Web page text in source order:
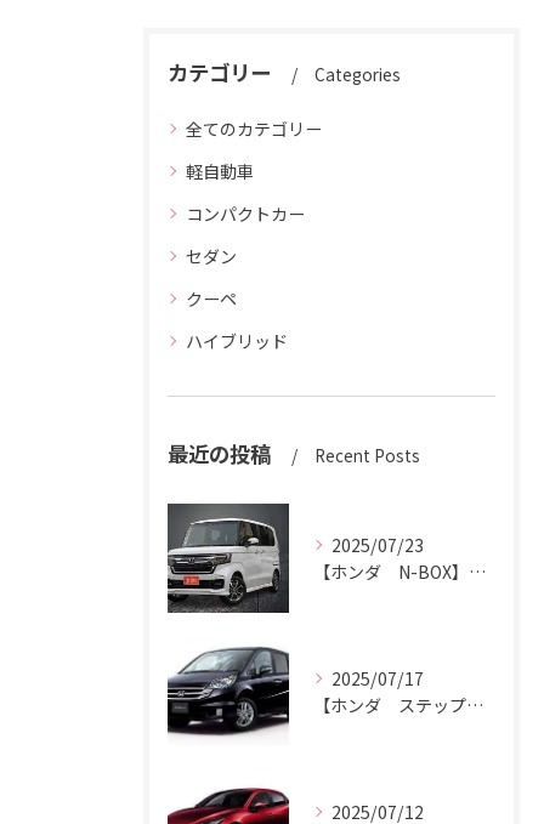
カテゴリー Categories
全てのカテゴリー
軽自動車
コンパクトカー
セダン
クーペ
ハイブリッド
最近の投稿 Recent Posts
2025/07/23
【ホンダ N-BOX】N-BOXをハッピーカーズ市原中央店にお売りください。
2025/07/17
【ホンダ ステップワゴン】ハッピーカーズ市原中央店がステップワゴン買取ります。
2025/07/12